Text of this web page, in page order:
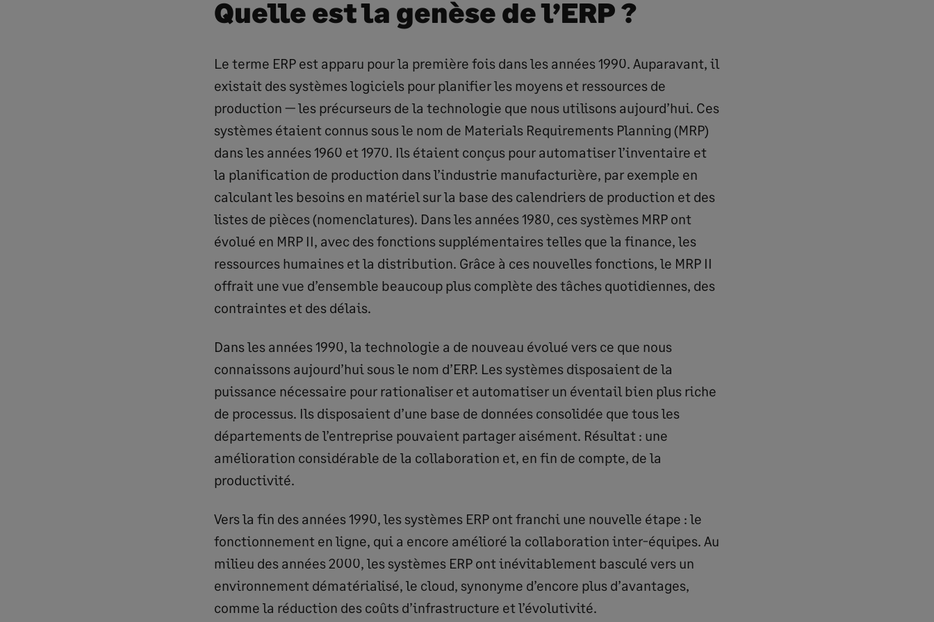
Quelle est la genèse de l’ERP ?
Le terme ERP est apparu pour la première fois dans les années 1990. Auparavant, il
existait des systèmes logiciels pour planifier les moyens et ressources de
production — les précurseurs de la technologie que nous utilisons aujourd’hui. Ces
systèmes étaient connus sous le nom de Materials Requirements Planning (MRP)
dans les années 1960 et 1970. Ils étaient conçus pour automatiser l’inventaire et
la planification de production dans l’industrie manufacturière, par exemple en
calculant les besoins en matériel sur la base des calendriers de production et des
listes de pièces (nomenclatures). Dans les années 1980, ces systèmes MRP ont
évolué en MRP II, avec des fonctions supplémentaires telles que la finance, les
ressources humaines et la distribution. Grâce à ces nouvelles fonctions, le MRP II
offrait une vue d’ensemble beaucoup plus complète des tâches quotidiennes, des
contraintes et des délais.
Dans les années 1990, la technologie a de nouveau évolué vers ce que nous
connaissons aujourd’hui sous le nom d’ERP. Les systèmes disposaient de la
puissance nécessaire pour rationaliser et automatiser un éventail bien plus riche
de processus. Ils disposaient d’une base de données consolidée que tous les
départements de l’entreprise pouvaient partager aisément. Résultat : une
amélioration considérable de la collaboration et, en fin de compte, de la
productivité.
Vers la fin des années 1990, les systèmes ERP ont franchi une nouvelle étape : le
fonctionnement en ligne, qui a encore amélioré la collaboration inter-équipes. Au
milieu des années 2000, les systèmes ERP ont inévitablement basculé vers un
environnement dématérialisé, le cloud, synonyme d’encore plus d’avantages,
comme la réduction des coûts d’infrastructure et l’évolutivité.